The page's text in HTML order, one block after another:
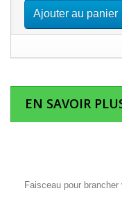
Ajouter au panier
EN SAVOIR
Faisceau pour